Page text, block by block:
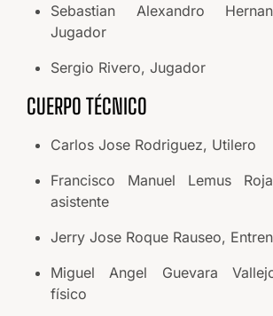
Sebastian Alexandro
Jugador
Sergio Rivero, Jugador
CUERPO TÉCNICO
Carlos Jose Rodriguez, Utilero
Francisco Manuel Lemus
asistente
Jerry Jose Roque Rauseo,
Miguel Angel Guevara
físico